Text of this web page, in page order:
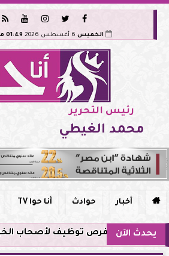





الخميس 01:49 مـ
رئيس التحرير
محمد الغيطي
 أخبار حوادث أنا حوا TV
يحدث الآن